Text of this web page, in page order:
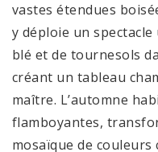
vastes étendues
y déploie un spectacle
blé et de tournesols
créant un tableau
maître. L’automne
flamboyantes,
mosaïque de couleurs